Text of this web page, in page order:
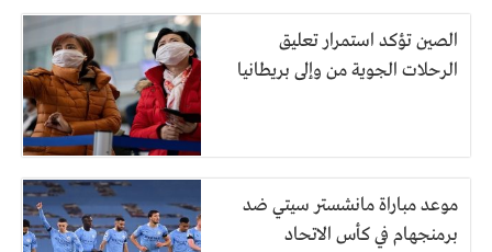
الصين تؤكد استمرار تعليق
الرحلات الجوية من وإلى بريطانيا
موعد مباراة مانشستر سيتي ضد
برمنجهام في كأس الاتحاد